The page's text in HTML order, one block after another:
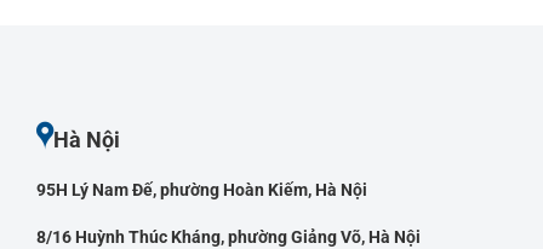
Hà Nội
95H Lý Nam Đế, phường Hoàn Kiếm, Hà Nội
8/16 Huỳnh Thúc Kháng, phường Giảng Võ, Hà Nội